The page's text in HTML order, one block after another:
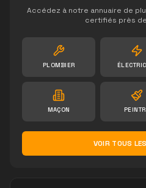
Accédez à notre annuaire de
certifiés près
PLOMBIER
MAÇON
VOIR TOUS